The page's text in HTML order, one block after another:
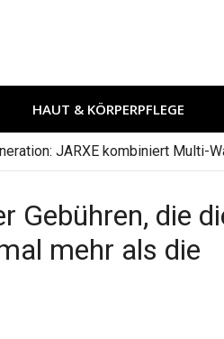
HAUT & KÖRPERPFLEGE
JARXE kombiniert Multi-
Gebühren, die
mehr als die